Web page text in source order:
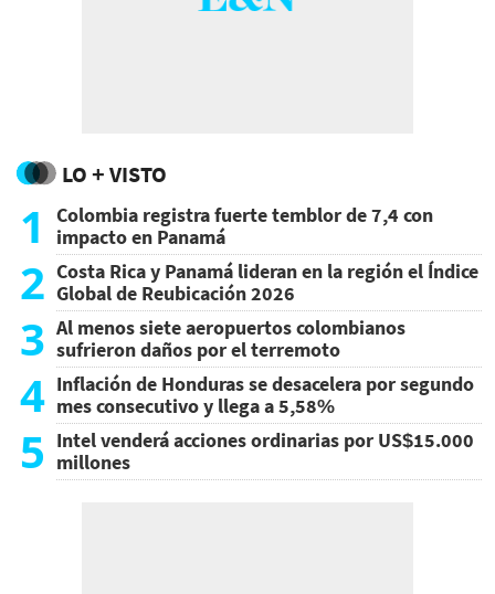
LO + VISTO
1
Colombia registra fuerte temblor de 7,4 con
impacto en Panamá
2 Costa Rica y Panamá lideran en la región el Índice
Global de Reubicación 2026
3 Al menos siete aeropuertos colombianos
sufrieron daños por el terremoto
4 Inflación de Honduras se desacelera por segundo
mes consecutivo y llega a 5,58%
5 Intel venderá acciones ordinarias por US$15.000
millones